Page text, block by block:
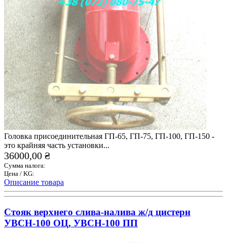
Головка присоединительная ГП-65, ГП-75, ГП-100, ГП-150 -
это крайняя часть установки...
36000,00 ₴
Сумма налога:
Цена / KG:
Описание товара
Стояк верхнего слива-налива ж/д цистерн
УВСН-100 ОЦ, УВСН-100 ПП